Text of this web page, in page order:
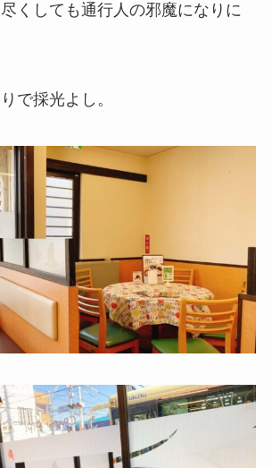
くしても通行人の邪魔になりに
で採光よし。